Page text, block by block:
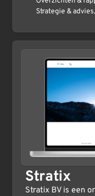
Strategie & advies,
Stratix
Stratix BV is een